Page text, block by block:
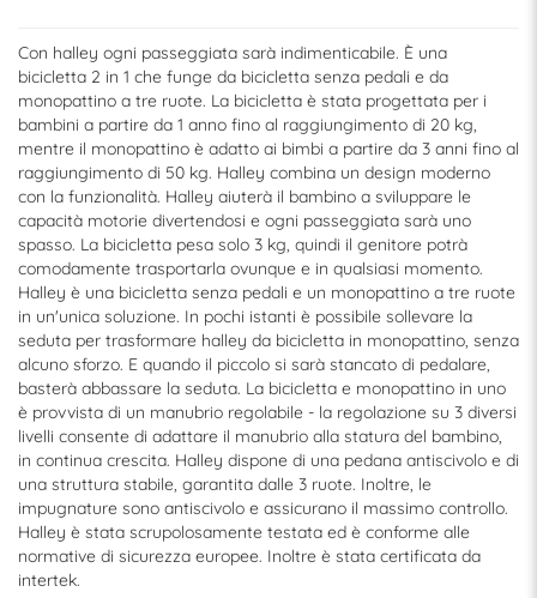
Con halley ogni passeggiata sarà indimenticabile. È una
bicicletta 2 in 1 che funge da bicicletta senza pedali e da
monopattino a tre ruote. La bicicletta è stata progettata per i
bambini a partire da 1 anno fino al raggiungimento di 20 kg,
mentre il monopattino è adatto ai bimbi a partire da 3 anni fino al
raggiungimento di 50 kg. Halley combina un design moderno
con la funzionalità. Halley aiuterà il bambino a sviluppare le
capacità motorie divertendosi e ogni passeggiata sarà uno
spasso. La bicicletta pesa solo 3 kg, quindi il genitore potrà
comodamente trasportarla ovunque e in qualsiasi momento.
Halley è una bicicletta senza pedali e un monopattino a tre ruote
in un'unica soluzione. In pochi istanti è possibile sollevare la
seduta per trasformare halley da bicicletta in monopattino, senza
alcuno sforzo. E quando il piccolo si sarà stancato di pedalare,
basterà abbassare la seduta. La bicicletta e monopattino in uno
è provvista di un manubrio regolabile - la regolazione su 3 diversi
livelli consente di adattare il manubrio alla statura del bambino,
in continua crescita. Halley dispone di una pedana antiscivolo e di
una struttura stabile, garantita dalle 3 ruote. Inoltre, le
impugnature sono antiscivolo e assicurano il massimo controllo.
Halley è stata scrupolosamente testata ed è conforme alle
normative di sicurezza europee. Inoltre è stata certificata da
intertek.